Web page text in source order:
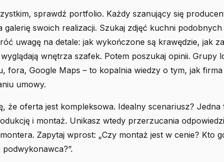
sprawdź portfolio. Każdy szanujący się
galerię swoich realizacji. Szukaj zdjęć kuchni
uwagę na detale: jak wykończone są krawędzie, jak
wnętrza szafek. Potem poszukaj opinii. Grupy
fora, Google Maps – to kopalnia wiedzy o tym, jak
umowy.
że oferta jest kompleksowa. Idealny scenariusz?
i montaż. Unikasz wtedy przerzucania
Zapytaj wprost: „Czy montaż jest w cenie? Kto